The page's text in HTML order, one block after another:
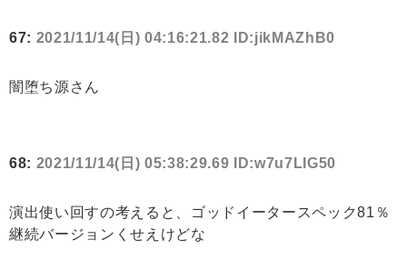
67: 2021/11/14(日) 04:16:21.82 ID:jikMAZhB0
闇堕ち源さん
68: 2021/11/14(日) 05:38:29.69 ID:w7u7LIG50
演出使い回すの考えると、ゴッドイータースペック81％
継続バージョンくせえけどな